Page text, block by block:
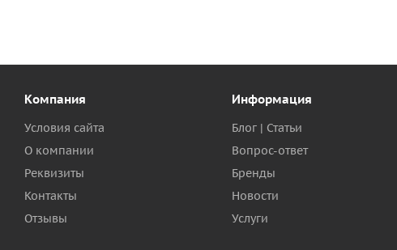
Компания
Условия сайта
О компании
Реквизиты
Контакты
Отзывы
Информация
Блог | Статьи
Вопрос-ответ
Бренды
Новости
Услуги